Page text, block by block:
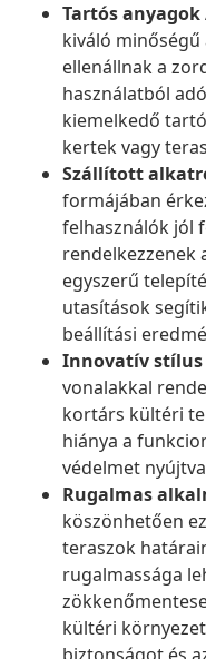
Tartós anyagok
kiváló
ellenállnak a
használatból
kiemelkedő
kertek vagy
Szállított
formájában
felhasználók jól
rendelkezzenek
egyszerű
utasítások
beállítási
Innovatív stílus
vonalakkal
kortárs kültéri
hiánya a
védelmet
Rugalmas
köszönhetően
teraszok
rugalmassága
kültéri